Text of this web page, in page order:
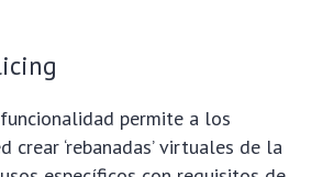
permite a los
crear ‘rebanadas’ virtuales de la